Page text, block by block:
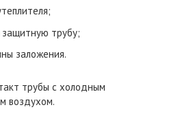
трубу;
заложения.
трубы с холодным
воздухом.